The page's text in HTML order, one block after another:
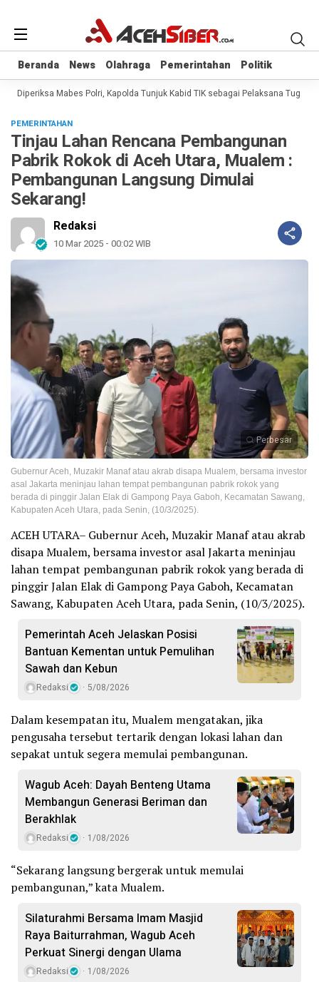
Beranda News Olahraga Pemerintahan Politik
Beranda News Olahraga Pemerintahan Politik
Diperiksa Mabes Polri, Kapolda Tunjuk Kabid TIK sebagai Pelaksana Tugas
PEMERINTAHAN
Tinjau Lahan Rencana Pembangunan
Pabrik Rokok di Aceh Utara, Mualem :
Pembangunan Langsung Dimulai
Sekarang!
Redaksi
10 Mar 2025 - 00:02 WIB
Perbesar
Gubernur Aceh, Muzakir Manaf atau akrab disapa Mualem, bersama investor
asal Jakarta meninjau lahan tempat pembangunan pabrik rokok yang
berada di pinggir Jalan Elak di Gampong Paya Gaboh, Kecamatan Sawang,
Kabupaten Aceh Utara, pada Senin, (10/3/2025).
ACEH UTARA– Gubernur Aceh, Muzakir Manaf atau akrab
disapa Mualem, bersama investor asal Jakarta meninjau
lahan tempat pembangunan pabrik rokok yang berada di
pinggir Jalan Elak di Gampong Paya Gaboh, Kecamatan
Sawang, Kabupaten Aceh Utara, pada Senin, (10/3/2025).
Pemerintah Aceh Jelaskan Posisi
Bantuan Kementan untuk Pemulihan
Sawah dan Kebun
Redaksi 5/08/2026
Dalam kesempatan itu, Mualem mengatakan, jika
pengusaha tersebut tertarik dengan lokasi lahan dan
sepakat untuk segera memulai pembangunan.
Wagub Aceh: Dayah Benteng Utama
Membangun Generasi Beriman dan
Berakhlak
Redaksi 1/08/2026
“Sekarang langsung bergerak untuk memulai
pembangunan,” kata Mualem.
Silaturahmi Bersama Imam Masjid
Raya Baiturrahman, Wagub Aceh
Perkuat Sinergi dengan Ulama
Redaksi 1/08/2026